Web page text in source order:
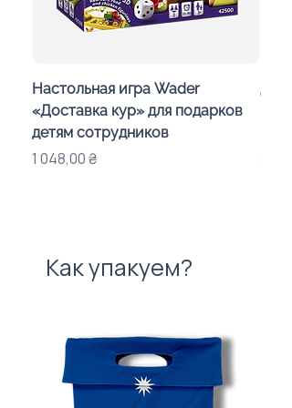
Настольная игра Wader
«Доставка кур» для подарков
детям сотрудников
Цена
1 048,00 ₴
Как упакуем?